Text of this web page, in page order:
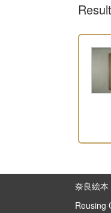
奈良絵
Reusing